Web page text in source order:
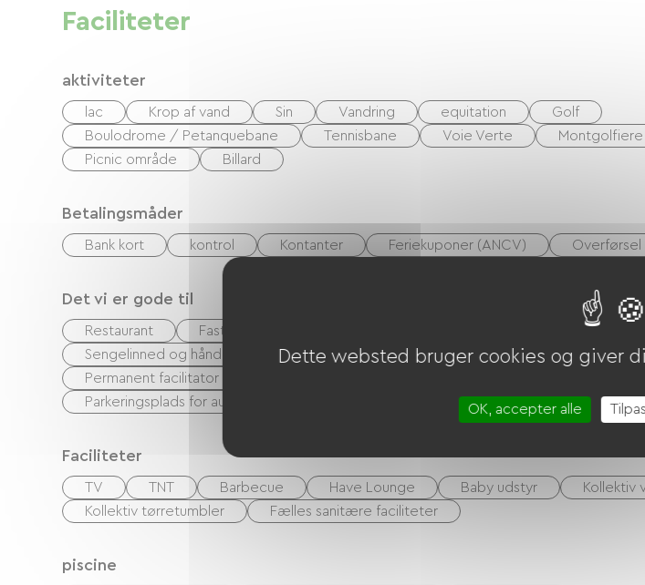
Faciliteter
aktiviteter
lac Krop af vand Sin Vandring equitation
Golf
Boulodrome / Petanquebane
Tennisbane Voie Verte Montgolfiere
Picnic område
Billard
Betalingsmåder
Bank kort kontrol Kontanter Feriekuponer (ANCV) Overførsel
Det vi er gode til
Restaurant Fastfood
Sengelinned og håndklæder inkluderet
Underholdningsrum Spillerum
Permanent facilitator
Parkeringsplads for autocampere
Faciliteter
TV TNT Barbecue Have Lounge Baby udstyr
Kollektiv
Kollektiv tørretumbler
Fælles sanitære faciliteter
piscine
Dette websted bruger cookies og giver
OK, accepter alle Tilpas